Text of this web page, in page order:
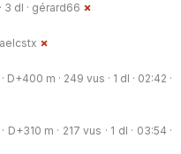
dl · gérard66
m · 249 vus · 1 dl · 02:42 ·
m · 217 vus · 1 dl · 03:54 ·